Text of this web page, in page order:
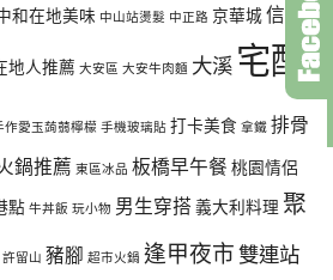
和在地美味 中山站燙髮 中正路 京華城 信義
地人推薦 大安區 大安牛肉麵 大溪 宅配
作愛玉蒟蒻檸檬 手機玻璃貼 打卡美食 拿鐵 排骨
鍋推薦 東區冰品 板橋早午餐 桃園情侶
點 牛丼飯 玩小物 男生穿搭 義大利料理 聚
許留山 豬腳 超市火鍋 逢甲夜市 雙連站